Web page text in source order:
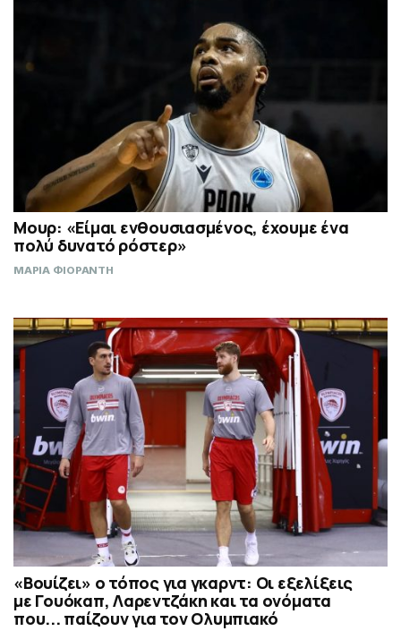
Μουρ: «Είμαι ενθουσιασμένος, έχουμε ένα
πολύ δυνατό ρόστερ»
ΜΑΡΙΑ ΦΙΟΡΑΝΤΗ
«Βουίζει» ο τόπος για γκαρντ: Οι εξελίξεις
με Γουόκαπ, Λαρεντζάκη και τα ονόματα
που... παίζουν για τον Ολυμπιακό